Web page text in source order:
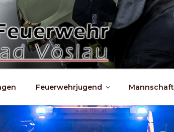
Feuerwehrjugend Mannschaft